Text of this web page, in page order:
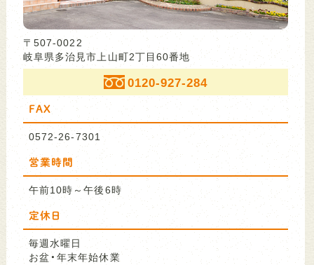
〒507-0022
岐阜県多治見市上山町2丁目60番地
0120-927-284
FAX
0572-26-7301
営業時間
午前10時～午後6時
定休日
毎週水曜日
お盆・年末年始休業